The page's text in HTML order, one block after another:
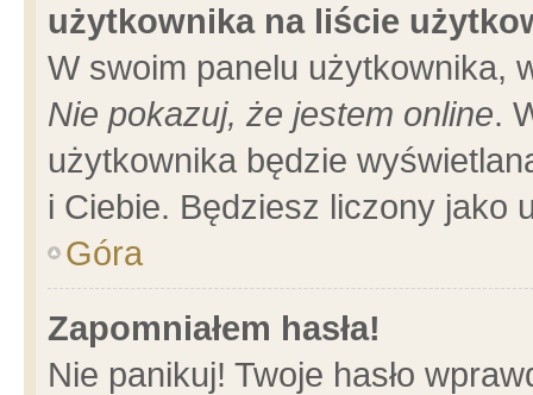
użytkownika na liście
W swoim panelu użytkownika,
Nie pokazuj, że jestem online.
użytkownika będzie
i Ciebie. Będziesz liczony jako
Góra
Zapomniałem hasła!
Nie panikuj! Twoje hasło